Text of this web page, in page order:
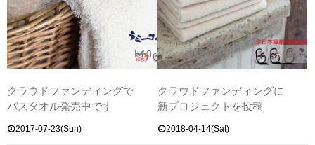
0
クラウドファンディングで
バスタオル発売中です
2017-07-23(Sun)
0
クラウドファンディングに
新プロジェクトを投稿
2018-04-14(Sat)